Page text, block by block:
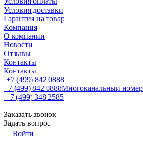
Условия доставки
Гарантия на товар
Компания
О компании
Новости
Отзывы
Контакты
Контакты
+7 (499) 842 0888
+7 (499) 842 0888Многоканальный номер
+ 7 (499) 348 2585
Заказать звонок
Задать вопрос
Войти